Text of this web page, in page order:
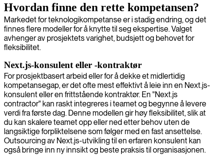
Hvordan finne den rette kompetansen?
Markedet for teknologikompetanse er i stadig endring, og det
finnes flere modeller for å knytte til seg ekspertise. Valget
avhenger av prosjektets varighet, budsjett og behovet for
fleksibilitet.
Next.js-konsulent eller -kontraktør
For prosjektbasert arbeid eller for å dekke et midlertidig
kompetansegap, er det ofte mest effektivt å leie inn en Next.js-
konsulent eller en frittstående kontraktør. En "Next.js
contractor" kan raskt integreres i teamet og begynne å levere
verdi fra første dag. Denne modellen gir høy fleksibilitet, slik at
du kan skalere teamet opp eller ned etter behov uten de
langsiktige forpliktelsene som følger med en fast ansettelse.
Outsourcing av Next.js-utvikling til en erfaren konsulent kan
også bringe inn ny innsikt og beste praksis til organisasjonen.